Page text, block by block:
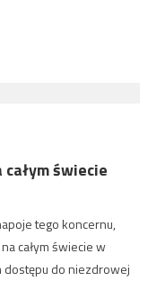
świecie
tego koncernu,
całym świecie w
dostępu do niezdrowej